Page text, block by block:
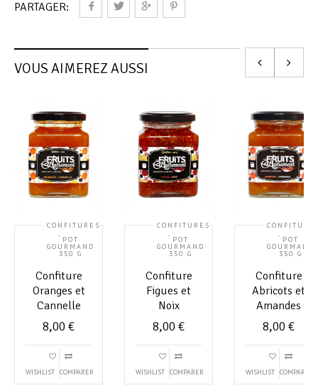
PARTAGER:
VOUS AIMEREZ AUSSI
CONFITURES
,
POT
GOURMAND
350 G
Confiture
Oranges et
Cannelle
8,00 €
WISHLIST COMPARER
CONFITURES
,
POT
GOURMAND
350 G
Confiture
Figues et
Noix
8,00 €
WISHLIST COMPARER
,
POT
GOURMAND
350 G
Confiture
Abricots et
Amandes
8,00 €
WISHLIST COMPARER